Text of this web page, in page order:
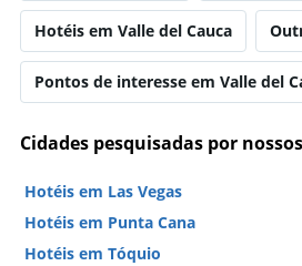
Hotéis em Valle del Cauca
Pontos de interesse em Valle del
Cidades pesquisadas por
Hotéis em Las Vegas
Hotéis em Punta Cana
Hotéis em Tóquio